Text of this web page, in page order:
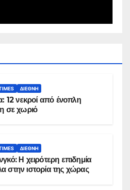
ΔΙΕΘΝΉ
12 νεκροί από ένοπλη
σε χωριό
ΔΙΕΘΝΉ
Η χειρότερη επιδημία
στην ιστορία της χώρας